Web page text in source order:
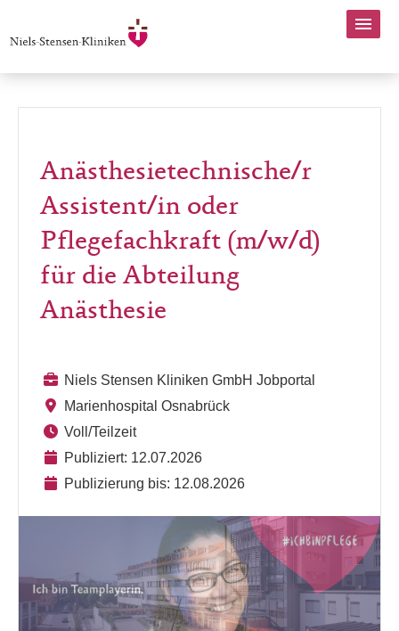
Anästhesietechnische/r
Assistent/in oder
Pflegefachkraft (m/w/d)
für die Abteilung
Anästhesie
Niels Stensen Kliniken GmbH Jobportal
Marienhospital Osnabrück
Voll/Teilzeit
Publiziert: 12.07.2026
Publizierung bis: 12.08.2026